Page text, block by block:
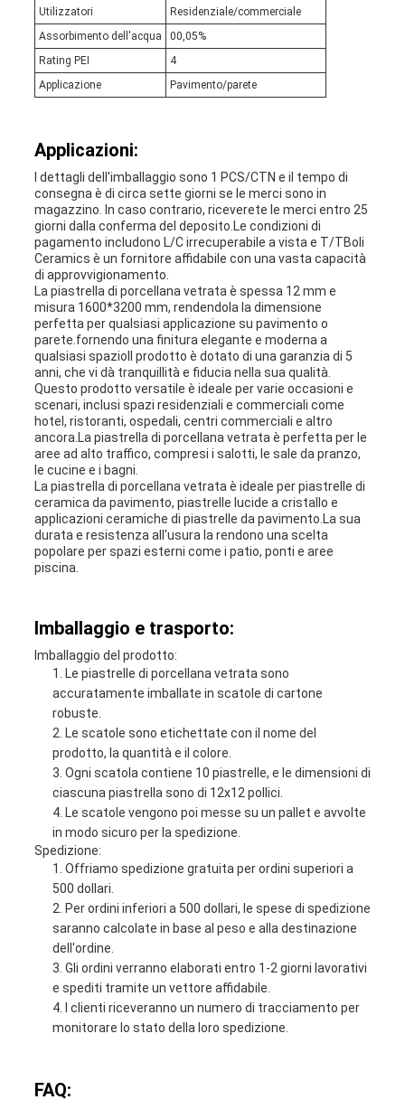
Utilizzatori
Residenziale/commerciale
Assorbimento dell'acqua
00,05%
Rating PEI
4
Applicazione
Pavimento/parete
Applicazioni:
I dettagli dell'imballaggio sono 1 PCS/CTN e il tempo di
consegna è di circa sette giorni se le merci sono in
magazzino. In caso contrario, riceverete le merci entro 25
giorni dalla conferma del deposito.Le condizioni di
pagamento includono L/C irrecuperabile a vista e T/TBoli
Ceramics è un fornitore affidabile con una vasta capacità
di approvvigionamento.
La piastrella di porcellana vetrata è spessa 12 mm e
misura 1600*3200 mm, rendendola la dimensione
perfetta per qualsiasi applicazione su pavimento o
parete.fornendo una finitura elegante e moderna a
qualsiasi spazioIl prodotto è dotato di una garanzia di 5
anni, che vi dà tranquillità e fiducia nella sua qualità.
Questo prodotto versatile è ideale per varie occasioni e
scenari, inclusi spazi residenziali e commerciali come
hotel, ristoranti, ospedali, centri commerciali e altro
ancora.La piastrella di porcellana vetrata è perfetta per le
aree ad alto traffico, compresi i salotti, le sale da pranzo,
le cucine e i bagni.
La piastrella di porcellana vetrata è ideale per piastrelle di
ceramica da pavimento, piastrelle lucide a cristallo e
applicazioni ceramiche di piastrelle da pavimento.La sua
durata e resistenza all'usura la rendono una scelta
popolare per spazi esterni come i patio, ponti e aree
piscina.
Imballaggio e trasporto:
Imballaggio del prodotto:
Le piastrelle di porcellana vetrata sono
accuratamente imballate in scatole di cartone
robuste.
Le scatole sono etichettate con il nome del
prodotto, la quantità e il colore.
Ogni scatola contiene 10 piastrelle, e le dimensioni di
ciascuna piastrella sono di 12x12 pollici.
Le scatole vengono poi messe su un pallet e avvolte
in modo sicuro per la spedizione.
Spedizione:
Offriamo spedizione gratuita per ordini superiori a
500 dollari.
Per ordini inferiori a 500 dollari, le spese di spedizione
saranno calcolate in base al peso e alla destinazione
dell'ordine.
Gli ordini verranno elaborati entro 1-2 giorni lavorativi
e spediti tramite un vettore affidabile.
I clienti riceveranno un numero di tracciamento per
monitorare lo stato della loro spedizione.
FAQ: